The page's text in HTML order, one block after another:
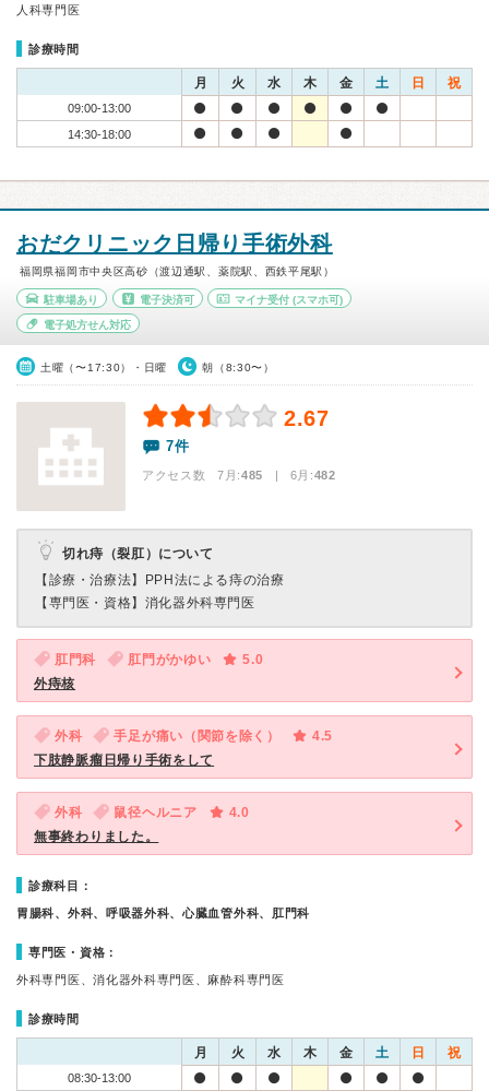
人科専門医
診療時間
月 火 水 木 金 土 日 祝
09:00-13:00
14:30-18:00
おだクリニック日帰り手術外科
福岡県福岡市中央区高砂（渡辺通駅、薬院駅、西鉄平尾駅）
駐車場あり 電子決済可 マイナ受付 (スマホ可)
電子処方せん対応
土曜（〜17:30）・日曜 朝（8:30〜）
2.67
7件
アクセス数 7月:485 | 6月:482
切れ痔（裂肛）について
【診療・治療法】
PPH法による痔の治療
【専門医・資格】 消化器外科専門医
肛門科 肛門がかゆい
5.0
外痔核
外科 手足が痛い（関節を除く）
4.5
下肢静脈瘤日帰り手術をして
外科 鼠径ヘルニア
4.0
無事終わりました。
診療科目：
胃腸科、外科、呼吸器外科、心臓血管外科、肛門科
専門医・資格：
外科専門医、消化器外科専門医、麻酔科専門医
診療時間
月 火 水 木 金 土 日 祝
08:30-13:00